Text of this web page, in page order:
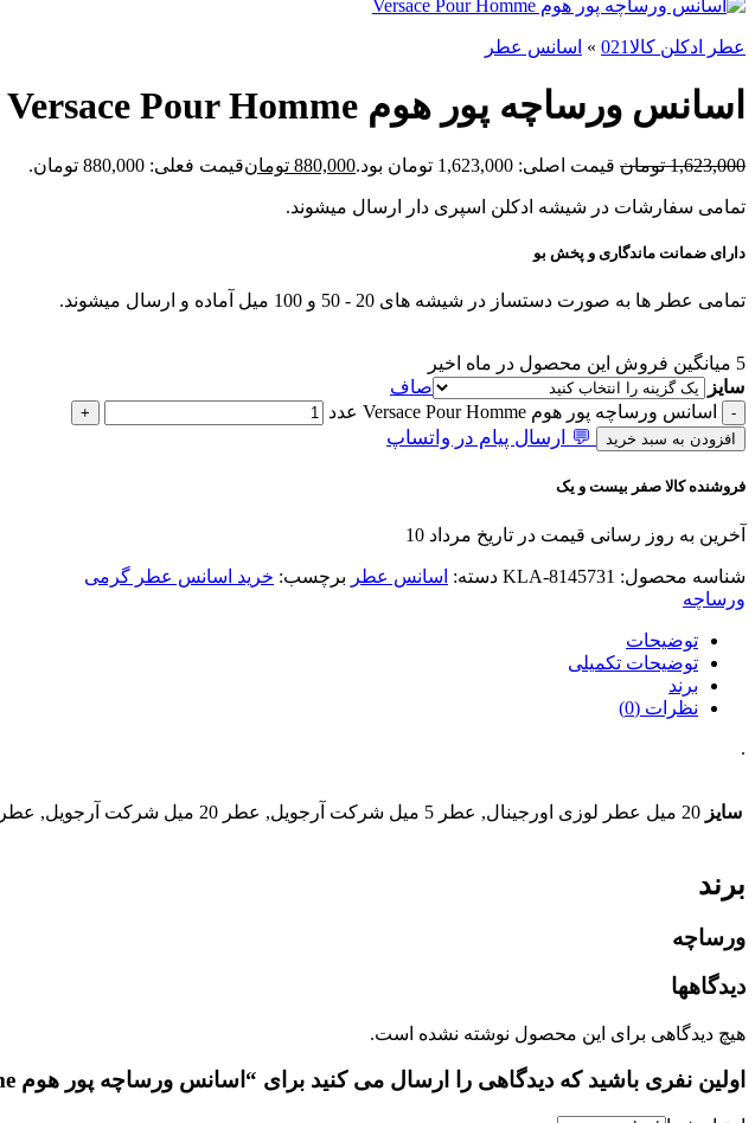
عطر ادکلن کالا021 » اسانس عطر
اسانس ورساچه پور هوم Versace Pour Homme
1,623,000 تومان قیمت اصلی: 1,623,000 تومان بود. 880,000 تومانقیمت فعلی: 880,000 تومان.
تمامی سفارشات در شیشه ادکلن اسپری دار ارسال میشوند.
دارای ضمانت ماندگاری و پخش بو
تمامی عطر ها به صورت دستساز در شیشه های 20 - 50 و 100 میل آماده و ارسال میشوند.
5 میانگین فروش این محصول در ماه اخیر
سایز
صاف
اسانس ورساچه پور هوم Versace Pour Homme عدد
افزودن به سبد خرید 💬 ارسال پیام در واتساپ
فروشنده کالا صفر بیست و یک
آخرین به روز رسانی قیمت در تاریخ مرداد 10
شناسه محصول: KLA-8145731 دسته: اسانس عطر برچسب: خرید اسانس عطر گرمی
ورساچه
توضیحات
توضیحات تکمیلی
برند
نظرات (0)
.
سایز 20 میل عطر لوزی اورجینال, عطر 5 میل شرکت آرجویل, عطر 20 میل شرکت آرجویل, عطر 50 میل شرکت آرجویل, عطر 100 میل شرکت آرجویل, 10 میل اسانس خالص + فیکساتور جدا
برند
ورساچه
دیدگاهها
هیچ دیدگاهی برای این محصول نوشته نشده است.
اولین نفری باشید که دیدگاهی را ارسال می کنید برای “اسانس ورساچه پور هوم Versace Pour Homme”